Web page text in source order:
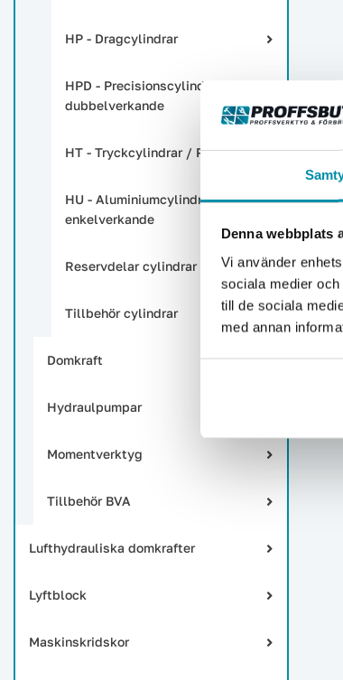
Denna webbplats
Vi använder
sociala medier
till de sociala
med annan
HP - Dragcylindrar
HPD - Precisionscylindrar
dubbelverkande
HT - Tryckcylindrar / PortoPower
HU - Aluminiumcylindrar
enkelverkande
Reservdelar cylindrar
Tillbehör cylindrar
Domkraft
Hydraulpumpar
Momentverktyg
Tillbehör BVA
Lufthydrauliska domkrafter
Lyftblock
Maskinskridskor